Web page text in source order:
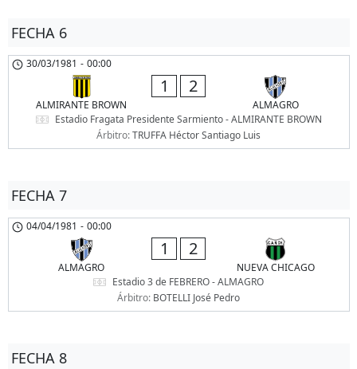
FECHA 6
30/03/1981 - 00:00
ALMIRANTE BROWN
1 2
ALMAGRO
Estadio Fragata Presidente Sarmiento - ALMIRANTE BROWN
Árbitro:TRUFFA Héctor Santiago Luis
FECHA 7
04/04/1981 - 00:00
ALMAGRO
1 2
NUEVA CHICAGO
Estadio 3 de FEBRERO - ALMAGRO
Árbitro: BOTELLI José Pedro
FECHA 8